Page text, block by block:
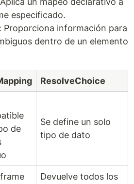
especificado.
: Proporciona información para
dentro de un elemento
ResolveChoice
de
Se define un solo
tipo de dato
Devuelve todos los